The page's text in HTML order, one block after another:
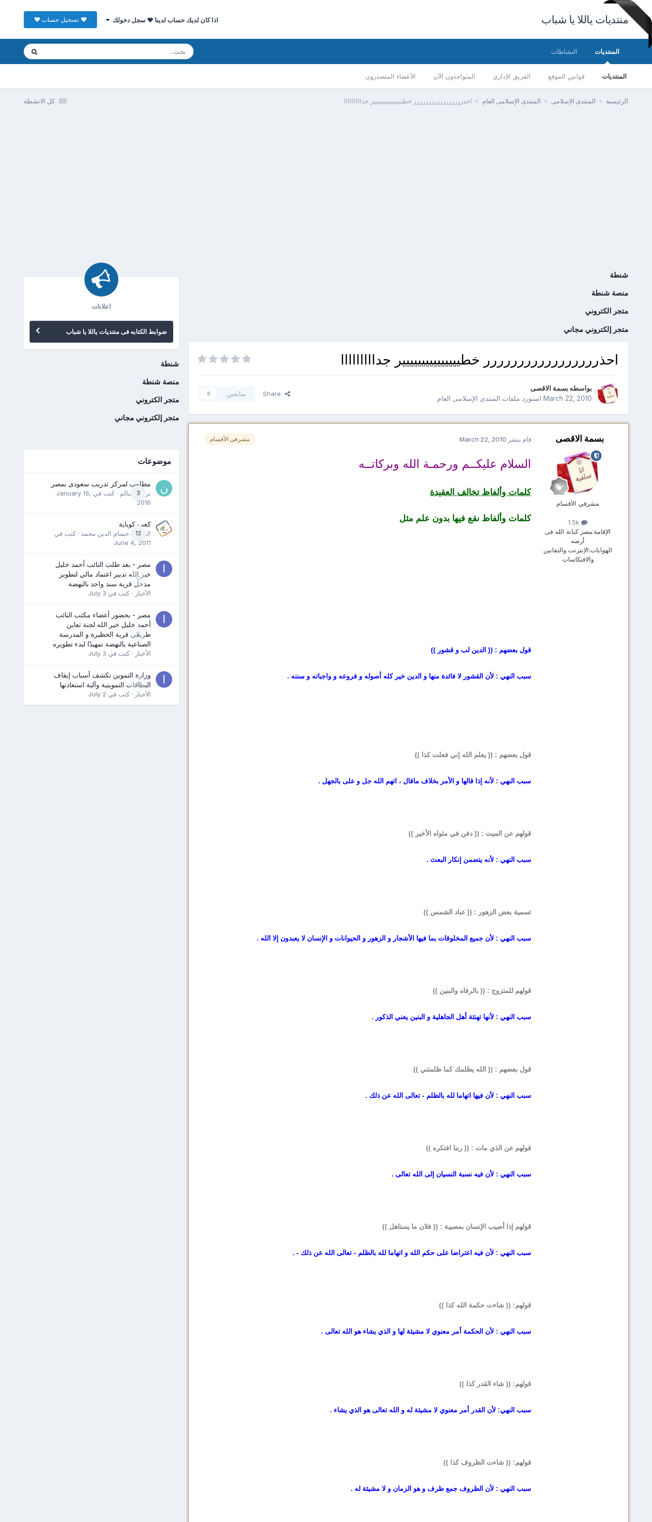
منتديات ياللا يا شباب اذا كان لديك حساب لدينا ♥ سجل دخولك ♥ تسجيل حساب ♥
المنتديات
المنتديات قوانين الموقع الفريق الإداري المتواجدون الآن الأعضاء المتصدرون
النشاطات
كل الانشطة الرئيسية المنتدى الإسلامى المنتدى الإسلامى العام احذررررررررررررررررر خطييييييييييييييير جدااااااااا
شنطة
منصة شنطة
متجر الكتروني
متجر إلكتروني مجاني
احذررررررررررررررررر خطييييييييييييييير جدااااااااا
بواسطه بسمة الاقصى
March 22, 2010استورد ملفات المنتدى الإسلامى العام
Share متابعين 0
بسمة الاقصى
مشرفي الأقسام
1.5k
الإقامة:مصر كنانة الله فى
أرضه
الهوايات:الإنترنت والتفانين
والافتكاسات
مشرفي الأقسام قام بنشر March 22, 2010
السلام عليكــم ورحمـة الله وبركاتــه
كلمات وألفاظ تخالف العقيدة
كلمات وألفاظ نقع فيها بدون علم مثل
قول بعضهم : (( الدين لب و قشور ))
سبب النهي : لأن القشور لا فائدة منها و الدين خير كله أصوله و فروعه و واجباته و سننه .
قول بعضهم : (( يعلم الله إني فعلت كذا ))
سبب النهي : لأنه إذا قالها و الأمر بخلاف ماقال ، اتهم الله جل و على بالجهل .
قولهم عن الميت : (( دفن في مثواه الأخير ))
سبب النهي : لأنه يتضمن إنكار البعث .
تسمية بعض الزهور : (( عباد الشمس ))
سبب النهي : لأن جميع المخلوقات بما فيها الأشجار و الزهور و الحيوانات و الإنسان لا يعبدون إلا الله .
قولهم للمتزوج : (( بالرفاه والبنين ))
سبب النهي : لأنها تهنئة أهل الجاهلية و البنين يعني الذكور .
قول بعضهم : (( الله يظلمك كما ظلمتني ))
سبب النهي : لأن فيها اتهاما لله بالظلم - تعالى الله عن ذلك .
قولهم عن الذي مات : (( ربنا افتكره ))
سبب النهي : لأن فيه نسبة النسيان إلى الله تعالى .
قولهم إذا أصيب الإنسان بمصيبة : (( فلان ما يستاهل ))
سبب النهي : لأن فيه اعتراضا على حكم الله و اتهاما لله بالظلم - تعالى الله عن ذلك - .
قولهم: (( شاءت حكمة الله كذا ))
سبب النهي : لأن الحكمة أمر معنوي لا مشيئة لها و الذي يشاء هو الله تعالى .
قولهم: (( شاء القدر كذا ))
سبب النهي: لأن القدر أمر معنوي لا مشيئة له و الله تعالى هو الذي يشاء .
قولهم: (( شاءت الظروف كذا ))
سبب النهي : لأن الظروف جمع ظرف و هو الزمان و لا مشيئة له .
اعلانات
ضوابط الكتابه فى منتديات ياللا يا شباب
شنطة
منصة شنطة
متجر الكتروني
متجر إلكتروني مجاني
موضوعات
3
مطلوب لمركز تدريب سعودى بمصر
نرمين سالم · كتب في January 16,
2016
12
كعب كوباية
المدرب حسام الدين محمد · كتب في
June 4, 2011
0
مصر - بعد طلب النائب أحمد خليل
خير الله تدبير اعتماد مالي لتطوير
مدخل قرية سند واحد بالنهضة
الأخبار · كتب في July 3
0
مصر - بحضور أعضاء مكتب النائب
أحمد خليل خير الله لجنة تعاين
طريقي قرية الحظيرة و المدرسة
الصناعية بالنهضة تمهيدًا لبدء تطويره
الأخبار · كتب في July 3
0
وزارة التموين تكشف أسباب إيقاف
البطاقات التموينية وآلية استعادتها
الأخبار · كتب في July 2